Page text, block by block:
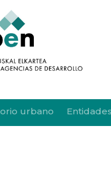
urbano